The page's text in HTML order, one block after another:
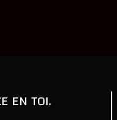
EN TOI.